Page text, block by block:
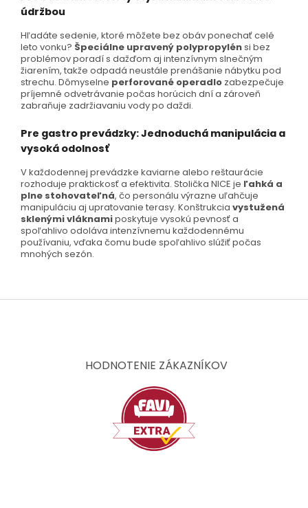
údržbou
Hľadáte sedenie, ktoré môžete bez obáv ponechať celé
leto vonku? Špeciálne upravený polypropylénsi bez
problémov poradí s dažďom aj intenzívnym slnečným
žiarením, takže odpadá neustále prenášanie nábytku pod
strechu. Dômyselne perforované operadlo zabezpečuje
príjemné odvetrávanie počas horúcich dní a zároveň
zabraňuje zadržiavaniu vody po daždi.
Pre gastro prevádzky: Jednoduchá manipulácia a
vysoká odolnosť
V každodennej prevádzke kaviarne alebo reštaurácie
rozhoduje praktickosť a efektivita. Stolička NICE je ľahká a
plne stohovateľná, čo personálu výrazne uľahčuje
manipuláciu aj upratovanie terasy. Konštrukcia vystužená
sklenými vláknamiposkytuje vysokú pevnosť a
spoľahlivo odoláva intenzívnemu každodennému
používaniu, vďaka čomu bude spoľahlivo slúžiť počas
mnohých sezón.
Z
HODNOTENIE ZÁKAZNÍKOV